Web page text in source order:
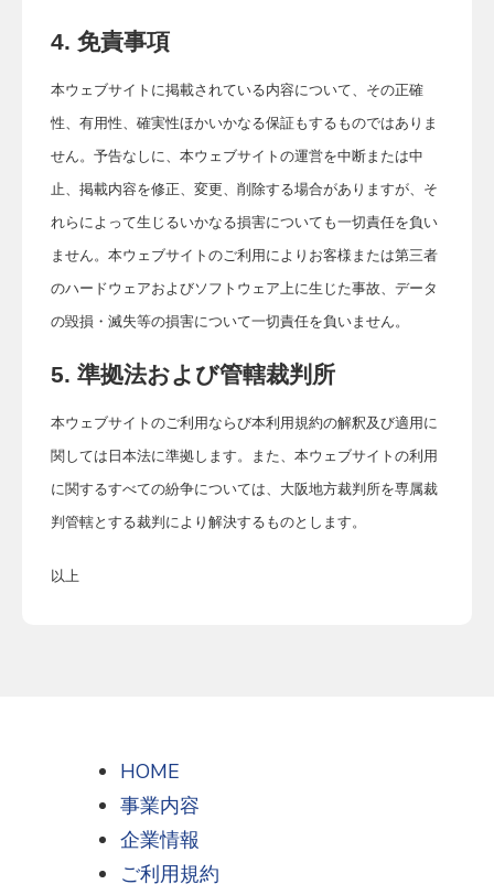
4. 免責事項
本ウェブサイトに掲載されている内容について、その正確
性、有用性、確実性ほかいかなる保証もするものではありま
せん。予告なしに、本ウェブサイトの運営を中断または中
止、掲載内容を修正、変更、削除する場合がありますが、そ
れらによって生じるいかなる損害についても一切責任を負い
ません。本ウェブサイトのご利用によりお客様または第三者
のハードウェアおよびソフトウェア上に生じた事故、データ
の毀損・滅失等の損害について一切責任を負いません。
5. 準拠法および管轄裁判所
本ウェブサイトのご利用ならび本利用規約の解釈及び適用に
関しては日本法に準拠します。また、本ウェブサイトの利用
に関するすべての紛争については、大阪地方裁判所を専属裁
判管轄とする裁判により解決するものとします。
以上
HOME
事業内容
企業情報
ご利用規約